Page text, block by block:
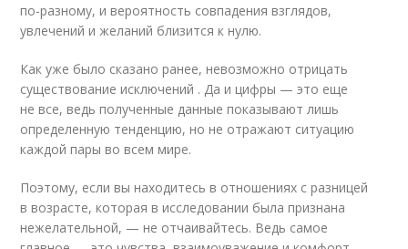
по-разному, и вероятность совпадения взглядов,
увлечений и желаний близится к нулю.
Как уже было сказано ранее, невозможно отрицать
существование исключений . Да и цифры — это еще
не все, ведь полученные данные показывают лишь
определенную тенденцию, но не отражают ситуацию
каждой пары во всем мире.
Поэтому, если вы находитесь в отношениях с разницей
в возрасте, которая в исследовании была признана
нежелательной, — не отчаивайтесь. Ведь самое